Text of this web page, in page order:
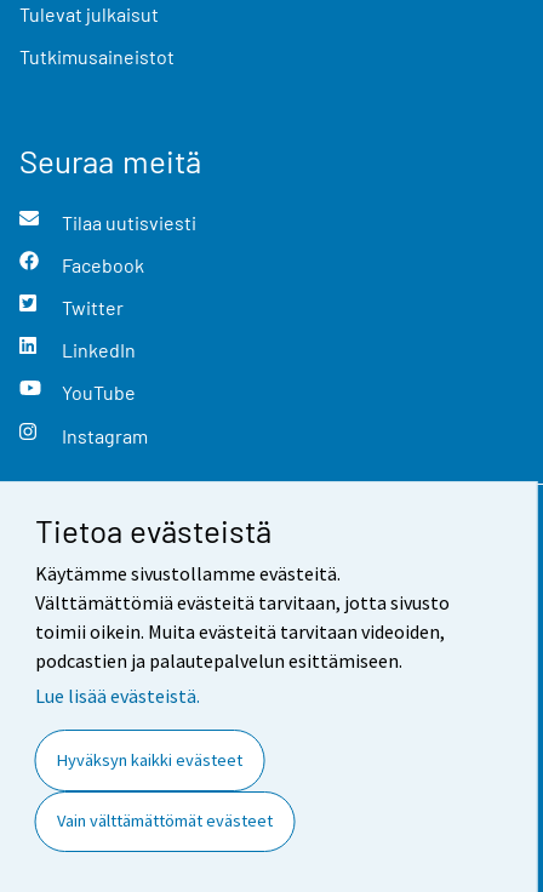
Tietoa evästeistä
Käytämme sivustollamme evästeitä.
Välttämättömiä evästeitä tarvitaan, jotta sivusto
toimii oikein. Muita evästeitä tarvitaan videoiden,
podcastien ja palautepalvelun esittämiseen.
Lue lisää evästeistä.
Hyväksyn kaikki evästeet
Vain välttämättömät evästeet
Tulevat julkaisut
Tutkimusaineistot
Seuraa meitä
Tilaa uutisviesti
Facebook
Twitter
LinkedIn
YouTube
Instagram
Yhteystiedot
Palaute
Käyttöehdot
Saavutettavuus
Tietoa sivustosta
Evästeasetukset